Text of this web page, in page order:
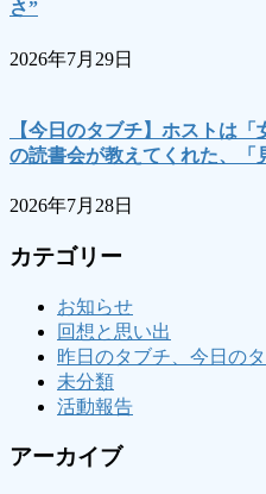
さ”
2026年7月29日
【今日のタブチ】ホストは
の読書会が教えてくれた、「
2026年7月28日
カテゴリー
お知らせ
回想と思い出
昨日のタブチ、今日の
未分類
活動報告
アーカイブ